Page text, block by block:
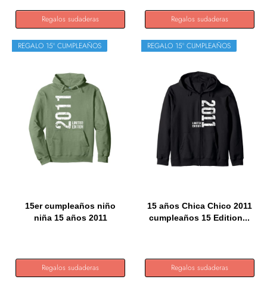
Regalos sudaderas Regalos sudaderas
REGALO 15º CUMPLEAÑOS
15er cumpleaños niño
niña 15 años 2011
Regalos sudaderas
REGALO 15º CUMPLEAÑOS
15 años Chica Chico 2011
cumpleaños 15 Edition...
Regalos sudaderas